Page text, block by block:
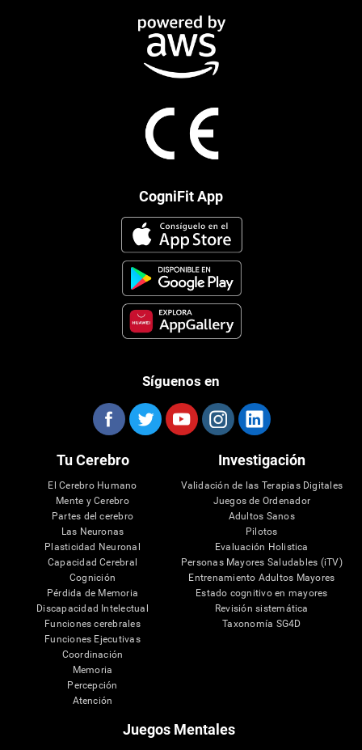
CogniFit App
Síguenos en
Tu Cerebro
El Cerebro Humano
Mente y Cerebro
Partes del cerebro
Las Neuronas
Plasticidad Neuronal
Capacidad Cerebral
Cognición
Pérdida de Memoria
Discapacidad Intelectual
Funciones cerebrales
Funciones Ejecutivas
Coordinación
Memoria
Percepción
Atención
Investigación
Validación de las Terapias Digitales
Juegos de Ordenador
Adultos Sanos
Pilotos
Evaluación Holistica
Personas Mayores Saludables (iTV)
Entrenamiento Adultos Mayores
Estado cognitivo en mayores
Revisión sistemática
Taxonomía SG4D
Juegos Mentales